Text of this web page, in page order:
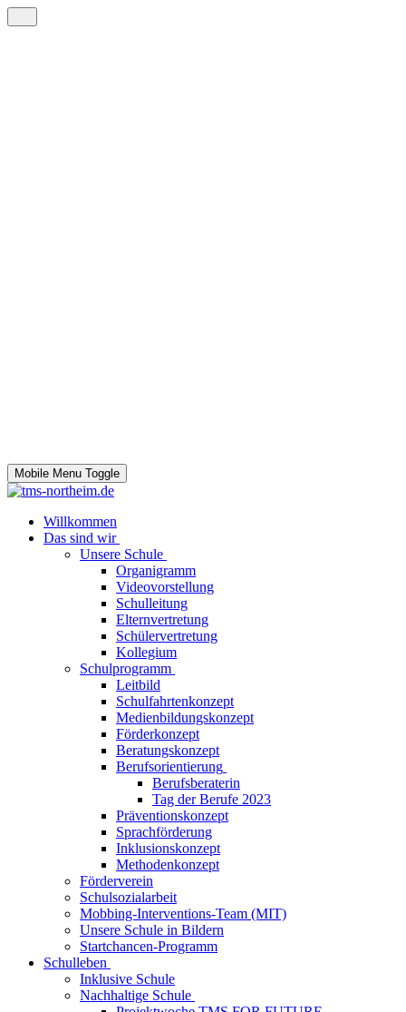
Mobile Menu Toggle
Willkommen
Das sind wir
Unsere Schule
Organigramm
Videovorstellung
Schulleitung
Elternvertretung
Schülervertretung
Kollegium
Schulprogramm
Leitbild
Schulfahrtenkonzept
Medienbildungskonzept
Förderkonzept
Beratungskonzept
Berufsorientierung
Berufsberaterin
Tag der Berufe 2023
Präventionskonzept
Sprachförderung
Inklusionskonzept
Methodenkonzept
Förderverein
Schulsozialarbeit
Mobbing-Interventions-Team (MIT)
Unsere Schule in Bildern
Startchancen-Programm
Schulleben
Inklusive Schule
Nachhaltige Schule